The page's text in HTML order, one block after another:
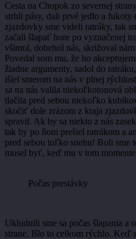
Cesta na Chopok zo severnej
strhli pásy, dali prvé jedlo a
zjazdovky sme videli ratráky, tak
začali šlapať hore po vyznačenej
všimol, dobehol nás, skrižoval
Povedal som mu, že ho
žiadne argumenty, sadol do
išiel smerom na nás v plnej
sa na nás valila niekoľkotonová
tlačila pred sebou niekoľko
skočiť dole zrázom z kraja
spravil. Ak by sa niekto z nás
tak by po ňom prešiel ratrákom a
pred sebou toľko snehu! Boli sme
musel byť, keď mu v tom
Počas prestávky
Ukludnili sme sa počas šlapania a
strane. Išlo to celkom rýchlo. Keď